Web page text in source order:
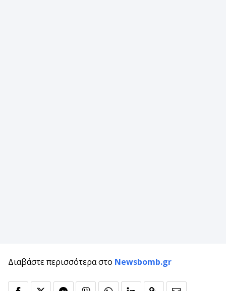
Διαβάστε περισσότερα στο Newsbomb.gr